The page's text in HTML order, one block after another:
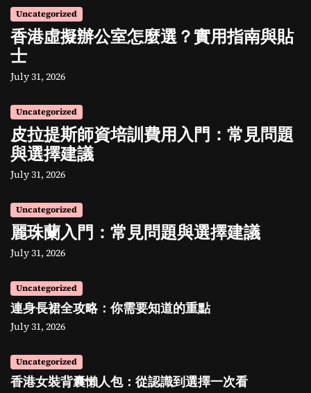
Uncategorized
香港虛擬辦公室怎麼選？實用指南與貼
士
July 31, 2026
Uncategorized
皮拉提斯師資培訓費用入門：常見問題
與選擇建議
July 31, 2026
Uncategorized
麗珠蘭入門：常見問題與選擇建議
July 31, 2026
Uncategorized
連身長裙全攻略：你需要知道的重點
July 31, 2026
Uncategorized
香港女裝背囊懶人包：從認識到選擇一次看